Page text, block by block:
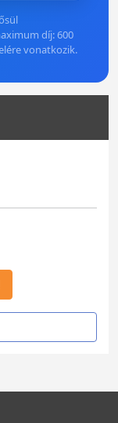
díj: 600
vonatkozik.